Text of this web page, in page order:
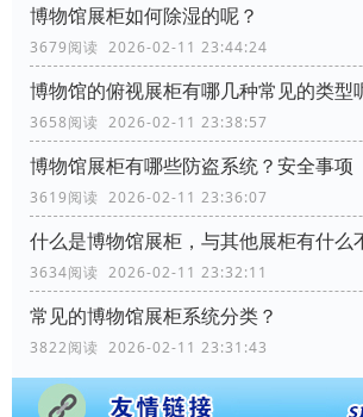
博物馆展柜如何除湿的呢？
3679阅读 2026-02-11 23:44:24
博物馆的俯视展柜有哪几种常见的类型
3658阅读 2026-02-11 23:38:57
博物馆展柜有哪些防盗系统？安全事项
3619阅读 2026-02-11 23:36:07
什么是博物馆展柜，与其他展柜有什么
3634阅读 2026-02-11 23:32:11
常见的博物馆展柜系统分类？
3822阅读 2026-02-11 23:31:43